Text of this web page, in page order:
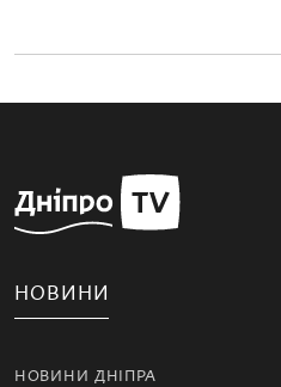
НОВИНИ
НОВИНИ ДНІПРА